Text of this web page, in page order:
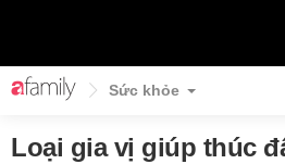
Sức khỏe
Loại gia vị giúp thúc